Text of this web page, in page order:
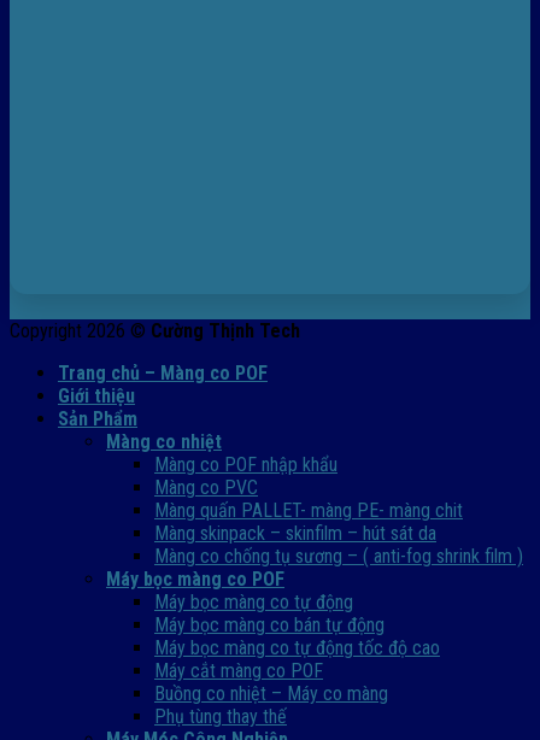
Copyright 2026 © Cường Thịnh Tech
Trang chủ – Màng co POF
Giới thiệu
Sản Phẩm
Màng co nhiệt
Màng co POF nhập khẩu
Màng co PVC
Màng quấn PALLET- màng PE- màng chit
Màng skinpack – skinfilm – hút sát da
Màng co chống tụ sương – ( anti-fog shrink film )
Máy bọc màng co POF
Máy bọc màng co tự động
Máy bọc màng co bán tự động
Máy bọc màng co tự động tốc độ cao
Máy cắt màng co POF
Buồng co nhiệt – Máy co màng
Phụ tùng thay thế